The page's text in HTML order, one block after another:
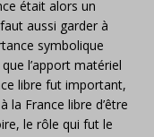
était alors un
aussi garder à
symbolique
l’apport matériel
libre fut important,
la France libre d’être
le rôle qui fut le